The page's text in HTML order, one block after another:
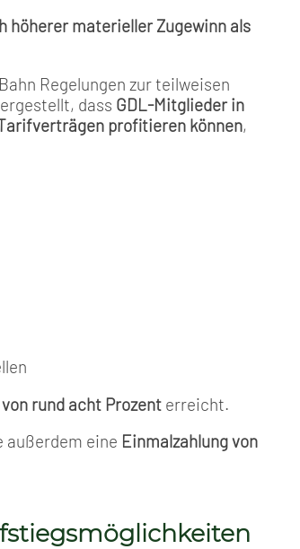
höherer materieller Zugewinn als
Regelungen zur teilweisen
dass GDL-Mitglieder in
profitieren können,
rund acht Prozent erreicht.
außerdem eine Einmalzahlung von